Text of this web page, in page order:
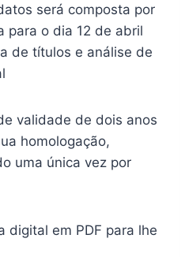
será composta por
para o dia 12 de abril
de títulos e análise de
validade de dois anos
homologação,
uma única vez por
digital em PDF para lhe